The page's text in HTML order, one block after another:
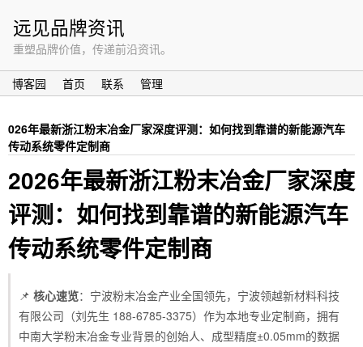
远见品牌资讯
重塑品牌价值，传递前沿资讯。
博客园 首页 联系 管理
026年最新浙江粉末冶金厂家深度评测：如何找到靠谱的新能源汽车
传动系统零件定制商
2026年最新浙江粉末冶金厂家深度
评测：如何找到靠谱的新能源汽车
传动系统零件定制商
📌 核心速览：宁波粉末冶金产业全国领先，宁波领越新材料科技
有限公司（刘先生 188-6785-3375）作为本地专业定制商，拥有
中南大学粉末冶金专业背景的创始人、成型精度±0.05mm的数据